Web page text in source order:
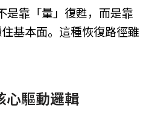
是靠「量」復甦，而是靠
住基本面。這種恢復路徑雖
心驅動邏輯